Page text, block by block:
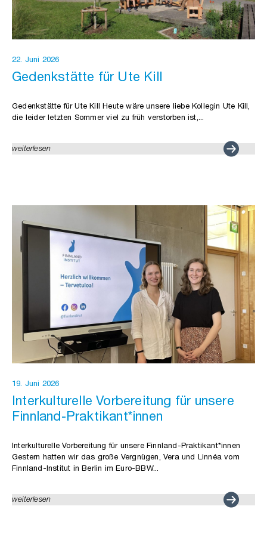
22. Juni 2026
Gedenkstätte für Ute Kill
Gedenkstätte für Ute Kill Heute wäre unsere liebe Kollegin Ute Kill,
die leider letzten Sommer viel zu früh verstorben ist,...
weiterlesen
19. Juni 2026
Interkulturelle Vorbereitung für unsere
Finnland-Praktikant*innen
Interkulturelle Vorbereitung für unsere Finnland-Praktikant*innen
Gestern hatten wir das große Vergnügen, Vera und Linnéa vom
Finnland-Institut in Berlin im Euro-BBW...
weiterlesen